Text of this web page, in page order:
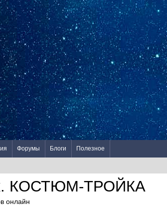
Форумы Блоги Полезное
КОСТЮМ-ТРОЙКА
онлайн